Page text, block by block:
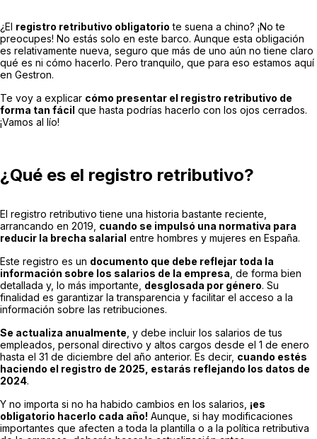
¿El registro retributivo obligatorio te suena a chino? ¡No te
preocupes! No estás solo en este barco. Aunque esta obligación
es relativamente nueva, seguro que más de uno aún no tiene claro
qué es ni cómo hacerlo. Pero tranquilo, que para eso estamos aquí
en Gestron.
Te voy a explicar cómo presentar el registro retributivo de
forma tan fácil que hasta podrías hacerlo con los ojos cerrados.
¡Vamos al lío!
¿Qué es el registro retributivo?
El registro retributivo tiene una historia bastante reciente,
arrancando en 2019, cuando se impulsó una normativa para
reducir la brecha salarial entre hombres y mujeres en España.
Este registro es un documento que debe reflejar toda la
información sobre los salarios de la empresa , de forma bien
detallada y, lo más importante, desglosada por género. Su
finalidad es garantizar la transparencia y facilitar el acceso a la
información sobre las retribuciones.
Se actualiza anualmente , y debe incluir los salarios de tus
empleados, personal directivo y altos cargos desde el 1 de enero
hasta el 31 de diciembre del año anterior. Es decir, cuando estés
haciendo el registro de 2025, estarás reflejando los datos de
2024.
Y no importa si no ha habido cambios en los salarios, ¡es
obligatorio hacerlo cada año! Aunque, si hay modificaciones
importantes que afecten a toda la plantilla o a la política retributiva